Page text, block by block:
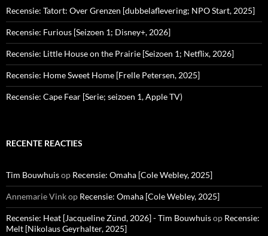
Recensie: Tatort: Over Grenzen [dubbelaflevering; NPO Start, 2025]
Recensie: Furious [Seizoen 1; Disney+, 2026]
Recensie: Little House on the Prairie [Seizoen 1; Netflix, 2026]
Recensie: Home Sweet Home [Frelle Petersen, 2025]
Recensie: Cape Fear [Serie; seizoen 1, Apple TV)
RECENTE REACTIES
Tim Bouwhuisop Recensie: Omaha [Cole Webley, 2025]
Annemarie Vinkop Recensie: Omaha [Cole Webley, 2025]
Recensie: Heat [Jacqueline Zünd, 2026] - Tim Bouwhuisop Recensie:
Melt [Nikolaus Geyrhalter, 2025]